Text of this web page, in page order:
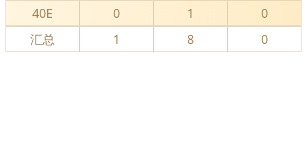
40E
0 1
0
汇总
1 8 0